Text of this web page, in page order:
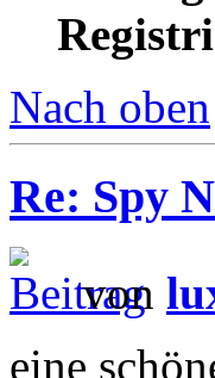
Nach oben
Re: Spy
von
eine